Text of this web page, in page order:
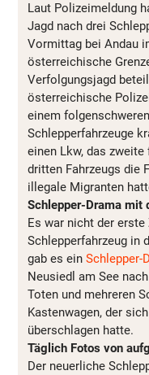
Laut Polizeimeldung
Jagd nach drei
Vormittag bei Andau
österreichische
Verfolgungsjagd
österreichische
einem
Schlepperfahrzeuge
einen Lkw, das zweite
dritten Fahrzeugs die
illegale Migranten
Schlepper-Drama mit
Es war nicht der
Schlepperfahrzeug in
gab es ein Schlepper-
Neusiedl am See
Toten und mehreren
Kastenwagen, der
überschlagen hatte.
Täglich Fotos von
Der neuerliche